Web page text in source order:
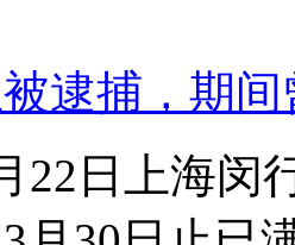
被逮捕，期
22日上海